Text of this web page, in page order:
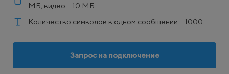
МБ, видео – 10 МБ
Количество символов в одном сообщении – 1000
Запрос на подключение